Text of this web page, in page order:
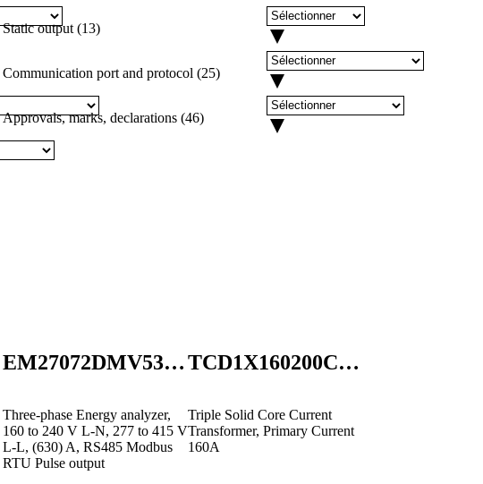
Static output(13)
Communication port and protocol (25)
Approvals, marks, declarations(46)
EM27072DMV53XOSX
Three-phase Energy analyzer,
160 to 240 V L-N, 277 to 415 V
L-L, (630) A, RS485 Modbus
RTU Pulse output
TCD1X160200CMX
Triple Solid Core Current
Transformer, Primary Current
160A